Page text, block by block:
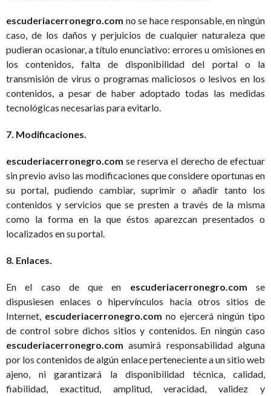
escuderiacerronegro.com no se hace responsable, en ningún
caso, de los daños y perjuicios de cualquier naturaleza que
pudieran ocasionar, a título enunciativo: errores u omisiones en
los contenidos, falta de disponibilidad del portal o la
transmisión de virus o programas maliciosos o lesivos en los
contenidos, a pesar de haber adoptado todas las medidas
tecnológicas necesarias para evitarlo.
7. Modificaciones.
escuderiacerronegro.com se reserva el derecho de efectuar
sin previo aviso las modificaciones que considere oportunas en
su portal, pudiendo cambiar, suprimir o añadir tanto los
contenidos y servicios que se presten a través de la misma
como la forma en la que éstos aparezcan presentados o
localizados en su portal.
8. Enlaces.
En el caso de que en escuderiacerronegro.com se
dispusiesen enlaces o hipervínculos hacía otros sitios de
Internet, escuderiacerronegro.com no ejercerá ningún tipo
de control sobre dichos sitios y contenidos. En ningún caso
escuderiacerronegro.com asumirá responsabilidad alguna
por los contenidos de algún enlace perteneciente a un sitio web
ajeno, ni garantizará la disponibilidad técnica, calidad,
fiabilidad, exactitud, amplitud, veracidad, validez y